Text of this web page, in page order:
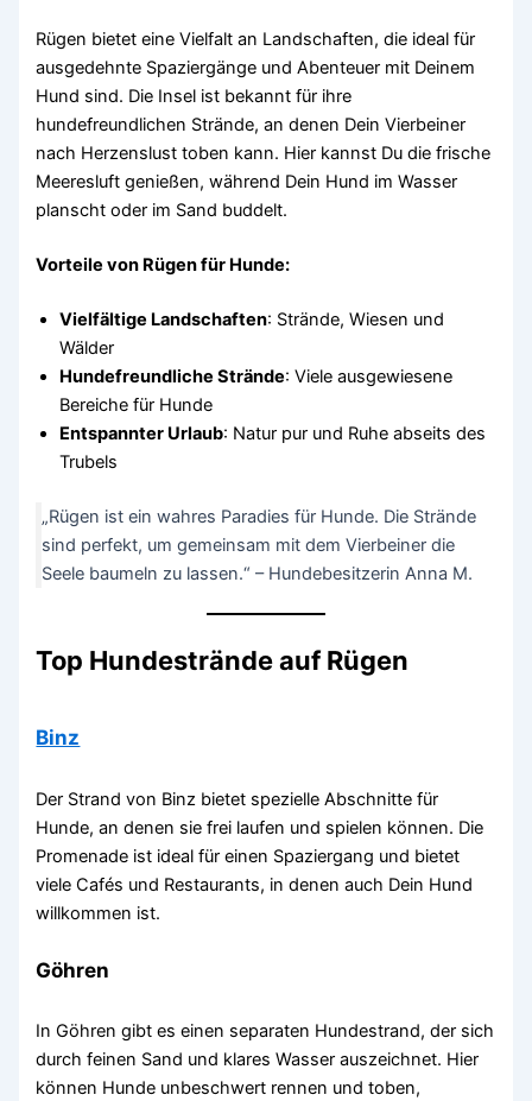
Rügen bietet eine Vielfalt an Landschaften, die ideal für
ausgedehnte Spaziergänge und Abenteuer mit Deinem
Hund sind. Die Insel ist bekannt für ihre
hundefreundlichen Strände, an denen Dein Vierbeiner
nach Herzenslust toben kann. Hier kannst Du die frische
Meeresluft genießen, während Dein Hund im Wasser
planscht oder im Sand buddelt.
Vorteile von Rügen für Hunde:
Vielfältige Landschaften: Strände, Wiesen und
Wälder
Hundefreundliche Strände: Viele ausgewiesene
Bereiche für Hunde
Entspannter Urlaub: Natur pur und Ruhe abseits des
Trubels
„Rügen ist ein wahres Paradies für Hunde. Die Strände
sind perfekt, um gemeinsam mit dem Vierbeiner die
Seele baumeln zu lassen.“ – Hundebesitzerin Anna M.
Top Hundestrände auf Rügen
Binz
Der Strand von Binz bietet spezielle Abschnitte für
Hunde, an denen sie frei laufen und spielen können. Die
Promenade ist ideal für einen Spaziergang und bietet
viele Cafés und Restaurants, in denen auch Dein Hund
willkommen ist.
Göhren
In Göhren gibt es einen separaten Hundestrand, der sich
durch feinen Sand und klares Wasser auszeichnet. Hier
können Hunde unbeschwert rennen und toben,